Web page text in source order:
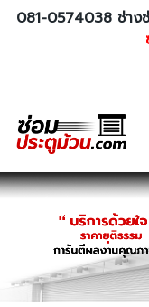
081-0574038 ช่าง